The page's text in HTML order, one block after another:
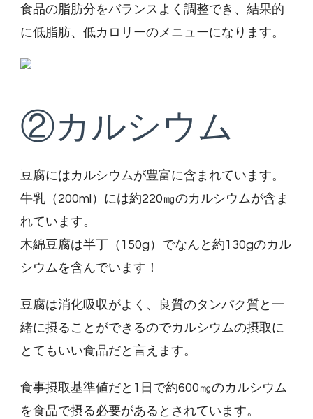
食品の脂肪分をバランスよく調整でき、結果的
に低脂肪、低カロリーのメニューになります。
②カルシウム
豆腐にはカルシウムが豊富に含まれています。
牛乳（200ml）には約220㎎のカルシウムが含ま
れています。
木綿豆腐は半丁（150g）でなんと約130gのカル
シウムを含んでいます！
豆腐は消化吸収がよく、良質のタンパク質と一
緒に摂ることができるのでカルシウムの摂取に
とてもいい食品だと言えます。
食事摂取基準値だと1日で約600㎎のカルシウム
を食品で摂る必要があるとされています。